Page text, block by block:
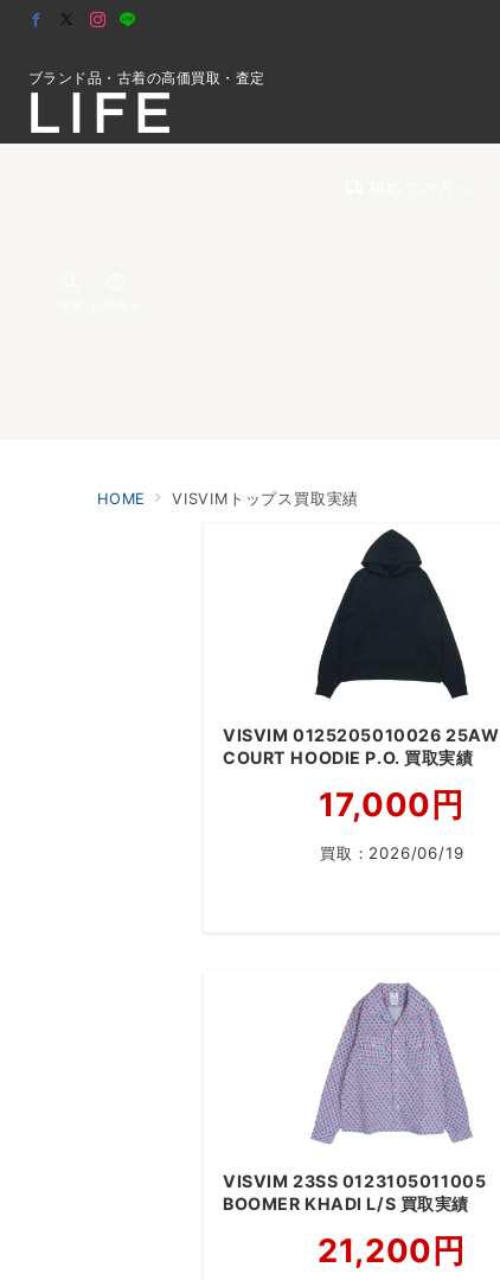
ブランド品・古着の高価買取・査定
HOME VISVIMトップス買取実績
VISVIM 0125205010026 25AW
COURT HOODIE P.O. 買取実績
17,000円
買取： 2026/06/19
VISVIM 23SS 0123105011005
BOOMER KHADI L/S 買取実績
21,200円